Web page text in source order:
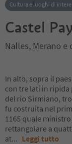
Cultura e luoghi di
Castel
Nalles, Merano e
In alto, sopra il
con tre lati in ripida
del rio Sirmiano,
fu costruita nel
1165 quale
rettangolare a
at... Leggi tutto